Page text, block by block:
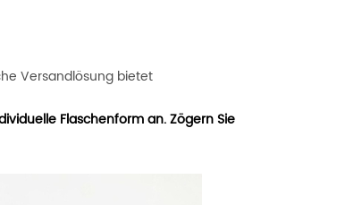
Versandlösung bietet
Flaschenform an. Zögern Sie